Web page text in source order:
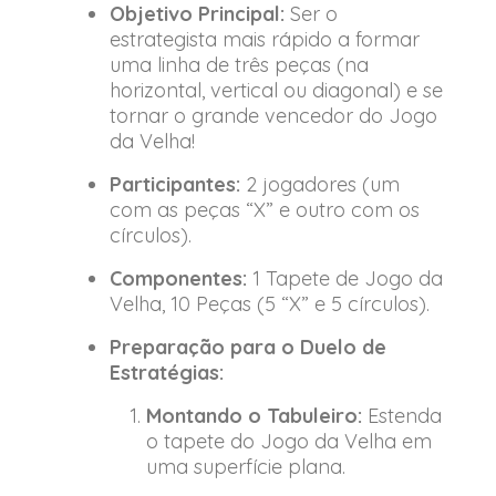
Objetivo Principal: Ser o
estrategista mais rápido a formar
uma linha de três peças (na
horizontal, vertical ou diagonal) e se
tornar o grande vencedor do Jogo
da Velha!
Participantes: 2 jogadores (um
com as peças “X” e outro com os
círculos).
Componentes: 1 Tapete de Jogo da
Velha, 10 Peças (5 “X” e 5 círculos).
Preparação para o Duelo de
Estratégias:
Montando o Tabuleiro: Estenda
o tapete do Jogo da Velha em
uma superfície plana.